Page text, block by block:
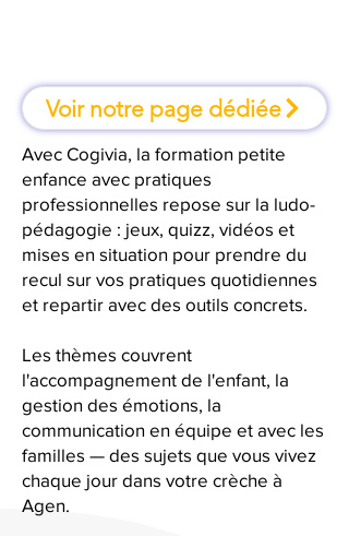
Voir notre page dédiée
Avec Cogivia, la formation petite
enfance avec pratiques
professionnelles repose sur la ludo-
pédagogie : jeux, quizz, vidéos et
mises en situation pour prendre du
recul sur vos pratiques quotidiennes
et repartir avec des outils concrets.
Les thèmes couvrent
l'accompagnement de l'enfant, la
gestion des émotions, la
communication en équipe et avec les
familles — des sujets que vous vivez
chaque jour dans votre crèche à
Agen.